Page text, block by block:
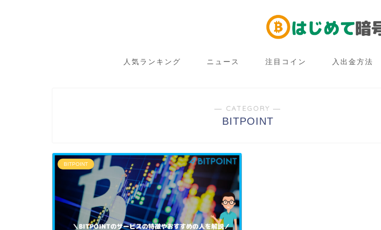
人気ランキング ニュース 注目コイン 入出金方法
― CATEGORY ―
BITPOINT
BITPOINT